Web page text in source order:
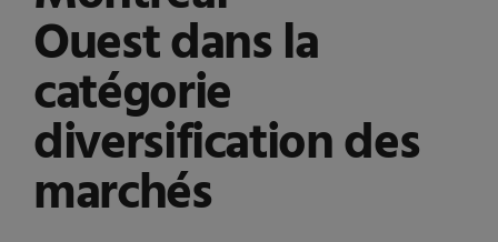
Ouest dans la
catégorie
diversification des
marchés